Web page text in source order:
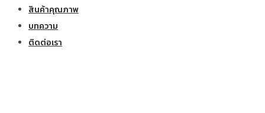
สินค้าคุณภาพ
บทความ
ติดต่อเรา